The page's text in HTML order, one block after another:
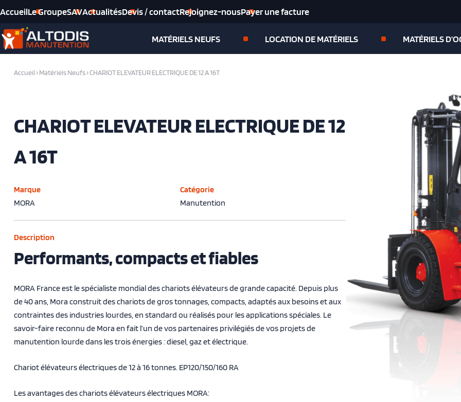
AccueilLe GroupeSAVActualitésDevis / contactRejoignez-nousPayer une facture
MATÉRIELS NEUFS LOCATION DE MATÉRIELS MATÉRIELS
Accueil›Matériels Neufs›CHARIOT ELEVATEUR ELECTRIQUE DE 12 A 16T
CHARIOT ELEVATEUR ELECTRIQUE DE 12
A 16T
Marque
MORA
Catégorie
Manutention
Description
Performants, compacts et fiables
MORA France est le spécialiste mondial des chariots élévateurs de grande capacité. Depuis plus
de 40 ans, Mora construit des chariots de gros tonnages, compacts, adaptés aux besoins et aux
contraintes des industries lourdes, en standard ou réalisés pour les applications spéciales. Le
savoir-faire reconnu de Mora en fait l’un de vos partenaires privilégiés de vos projets de
manutention lourde dans les trois énergies : diesel, gaz et électrique.
Chariot élévateurs électriques de 12 à 16 tonnes. EP120/150/160 RA
Les avantages des chariots élévateurs électriques MORA: